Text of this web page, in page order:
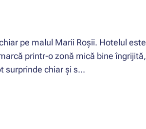
pe malul Marii Roșii. Hotelul este
printr-o zonă mică bine îngrijită,
surprinde chiar și s...